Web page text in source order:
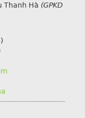
Thanh Hà (GPKD